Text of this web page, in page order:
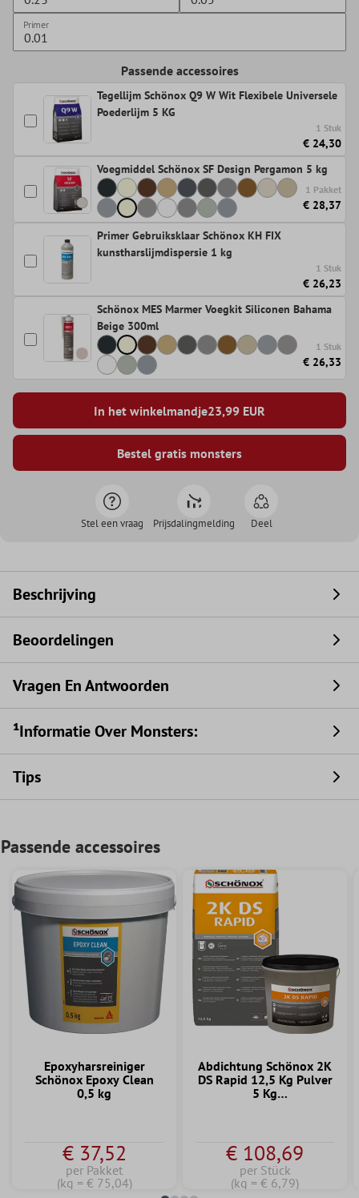
Primer
Passende accessoires
Tegellijm Schönox Q9 W Wit Flexibele Universele
Poederlijm 5 KG
1 Stuk
€ 24,30
Voegmiddel Schönox SF Design Pergamon 5 kg
1 Pakket
€ 28,37
Primer Gebruiksklaar Schönox KH FIX
kunstharslijmdispersie 1 kg
1 Stuk
€ 26,23
Schönox MES Marmer Voegkit Siliconen Bahama
Beige 300ml
1 Stuk
€ 26,33
In het winkelmandje23,99 EUR
Bestel gratis monsters
Stel een vraag Prijsdalingmelding Deel
Beschrijving
Beoordelingen
Vragen En Antwoorden
¹Informatie Over Monsters:
Tips
Passende accessoires
Epoxyharsreiniger
Schönox Epoxy Clean
0,5 kg
€ 37,52
per Pakket
(kg = € 75,04)
Abdichtung Schönox 2K
DS Rapid 12,5 Kg Pulver
5 Kg
€ 108,69
per Stück
(kg = € 6,79)